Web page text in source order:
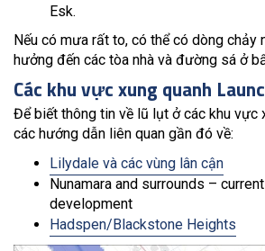
Esk.
Nếu có mưa rất to, có thể có dòng chảy
hưởng đến các tòa nhà và đường sá ở
Các khu vực xung quanh
Để biết thông tin về lũ lụt ở các khu vực
các hướng dẫn liên quan gần đó về:
Lilydale và các vùng lân cận
Nunamara and surrounds –
development
Hadspen/Blackstone Heights